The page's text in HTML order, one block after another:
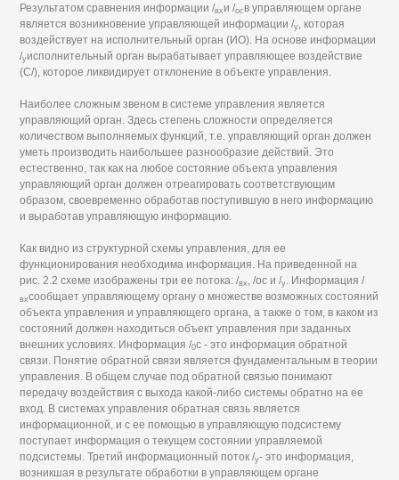
Результатом сравнения информации /вх и /ос в управляющем органе
является возникновение управляющей информации /у
, которая
воздействует на исполнительный орган (ИО). На основе информации
/уисполнительный орган вырабатывает управляющее воздействие
(С/), которое ликвидирует отклонение в объекте управления.
Наиболее сложным звеном в системе управления является
управляющий орган. Здесь степень сложности определяется
количеством выполняемых функций, т.е. управляющий орган должен
уметь производить наибольшее разнообразие действий. Это
естественно, так как на любое состояние объекта управления
управляющий орган должен отреагировать соответствующим
образом, своевременно обработав поступившую в него информацию
и выработав управляющую информацию.
Как видно из структурной схемы управления, для ее
функционирования необходима информация. На приведенной на
рис. 2.2 схеме изображены три ее потока: /вх , /ос и /у . Информация /
вхсообщает управляющему органу о множестве возможных состояний
объекта управления и управляющего органа, а также о том, в каком из
состояний должен находиться объект управления при заданных
внешних условиях. Информация /0с - это информация обратной
связи. Понятие обратной связи является фундаментальным в теории
управления. В общем случае под обратной связью понимают
передачу воздействия с выхода какой-либо системы обратно на ее
вход. В системах управления обратная связь является
информационной, и с ее помощью в управляющую подсистему
поступает информация о текущем состоянии управляемой
подсистемы. Третий информационный поток /у- это информация,
возникшая в результате обработки в управляющем органе